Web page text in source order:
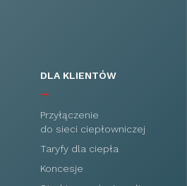
DLA KLIENTÓW
Przyłączenie
do sieci ciepłowniczej
Taryfy dla ciepła
Koncesje